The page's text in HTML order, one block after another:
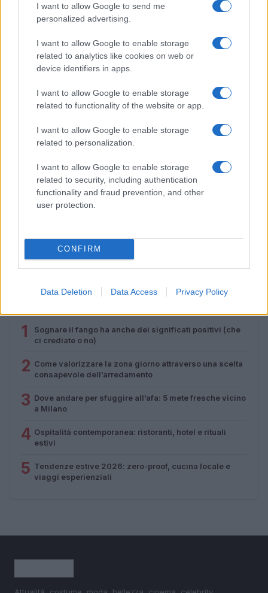
I want to allow Google to send me
personalized advertising.
I want to allow Google to enable storage
related to analytics like cookies on web or
device identifiers in apps.
I want to allow Google to enable storage
related to functionality of the website or app.
I want to allow Google to enable storage
related to personalization.
I want to allow Google to enable storage
related to security, including authentication
functionality and fraud prevention, and other
user protection.
CONFIRM
Data Deletion Data Access Privacy Policy
Mostre di moda 2026: Franco Moschino a Forte di
Bard e gli eventi imperdibili in Italia
LIFESTYLE
Copenhagen: un mix di comfort e stile
Matteo Pellegrino · 7 Ago 2026
1
Sognare il fango ha anche dei significati positivi (che
ci crediate o no)
2 Come valorizzare la zona giorno attraverso una scelta
consapevole dell’arredamento
3 Dove andare per sfuggire all’afa: 5 mete fresche vicino
a Milano
4 Ospitalità contemporanea: ristoranti, hotel e rituali
estivi
5 Tendenze estive 2026: zero-proof, cucina locale e
viaggi esperienziali